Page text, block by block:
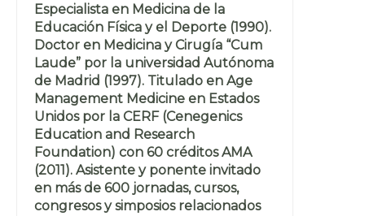
Especialista en Medicina de la
Educación Física y el Deporte (1990).
Doctor en Medicina y Cirugía “Cum
Laude” por la universidad Autónoma
de Madrid (1997). Titulado en Age
Management Medicine en Estados
Unidos por la CERF (Cenegenics
Education and Research
Foundation) con 60 créditos AMA
(2011). Asistente y ponente invitado
en más de 600 jornadas, cursos,
congresos y simposios relacionados